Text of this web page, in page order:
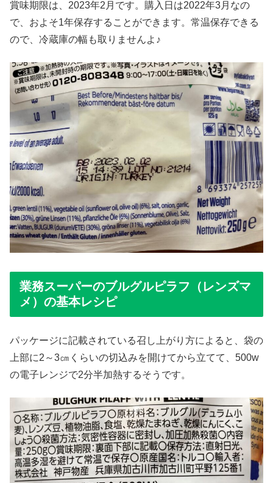
賞味期限は、2023年2月です。購入日は2022年3月なの
で、およそ1年保存することができます。常温保存できる
ので、冷蔵庫の幅も取りませんよ♪
業務スーパーのブルグルピラフ（レンズマ
メ）の基本レシピ
パッケージに記載されている召し上がり方によると、袋の
上部に2～3㎝くらいの切込みを開けてから立てて、500w
の電子レンジで2分半加熱するそうです。